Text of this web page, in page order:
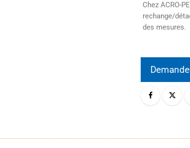
Chez ACRO-
rechange/
des mesures.